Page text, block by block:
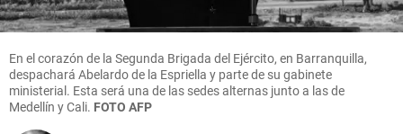
En el corazón de la Segunda Brigada del Ejército, en Barranquilla,
despachará Abelardo de la Espriella y parte de su gabinete
ministerial. Esta será una de las sedes alternas junto a las de
Medellín y Cali. FOTO AFP